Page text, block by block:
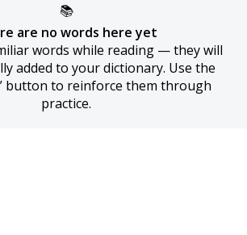
📚
are no words here yet
words while reading — they will
added to your dictionary. Use the
button to reinforce them through
practice.